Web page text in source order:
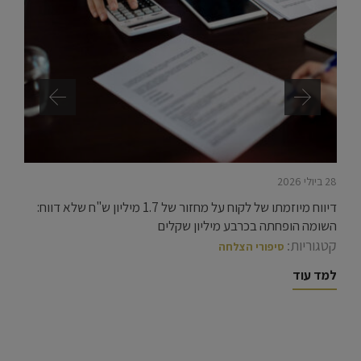
28 ביולי 2026
דיווח מיוזמתו של לקוח על מחזור של 1.7 מיליון ש"ח שלא דווח:
השומה הופחתה בכרבע מיליון שקלים
קטגוריות: סיפורי הצלחה
למד עוד